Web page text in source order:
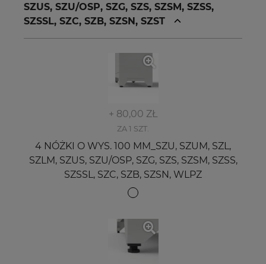
SZUS, SZU/OSP, SZG, SZS, SZSM, SZSS,
SZSSL, SZC, SZB, SZSN, SZST
+ 80,00 ZŁ
ZA 1 SZT.
4 NÓŻKI O WYS. 100 MM_SZU, SZUM, SZL,
SZLM, SZUS, SZU/OSP, SZG, SZS, SZSM, SZSS,
SZSSL, SZC, SZB, SZSN, WLPZ